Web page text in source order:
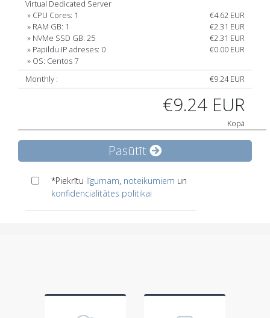
Virtual Dedicated Server
» CPU Cores: 1
€4.62 EUR
» RAM GB: 1
€2.31 EUR
» NVMe SSD GB: 25
€2.31 EUR
» Papildu IP adreses: 0
€0.00 EUR
» OS: Centos 7
Monthly :
€9.24 EUR
€9.24 EUR
Kopā
Pasūtīt
*Piekrītu līgumam, noteikumiem un
konfidencialitātes politikai